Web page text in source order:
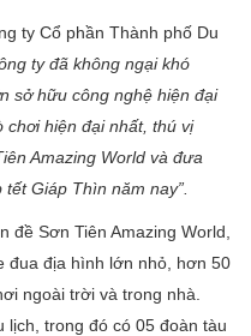
ty Cổ phần Thành phố Du
ty đã không ngại khó
sở hữu công nghệ hiện đại
hiện đại nhất, thú vị
Amazing World và đưa
Giáp Thìn năm nay”.
đề Sơn Tiên Amazing World,
đua địa hình lớn nhỏ, hơn 50
ngoài trời và trong nhà.
trong đó có 05 đoàn tàu